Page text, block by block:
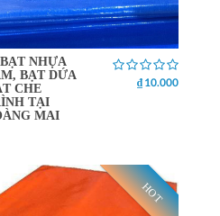
NHỰA
BẠT DỨA
CHE
TẠI
MAI
₫ 10.000
HOT